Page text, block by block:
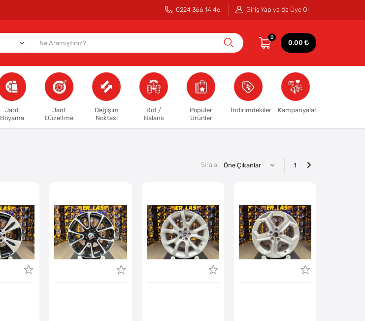
0224 366 14 46 Giriş Yap ya da Üye Ol
0
0,00
Jant
Boyama
Jant
Düzeltme
Değişim
Noktası
Rot /
Balans
Popüler
Ürünler
İndirimdekiler Kampanyalar
Sırala 1